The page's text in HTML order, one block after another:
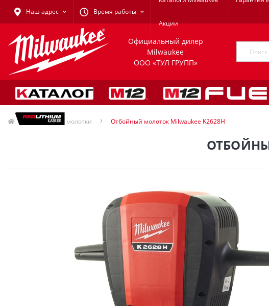
Наш адрес Время работы
Акции
Официальный дилер
Milwaukee
ООО «ТУЛ ГРУПП»
Отбойные молотки Отбойный молоток Milwaukee K2628H